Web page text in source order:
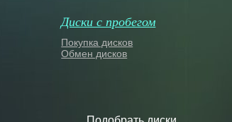
Диски с пробегом
Покупка дисков
Обмен дисков